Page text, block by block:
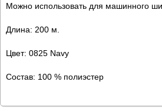
Можно использовать для машинного
Длина: 200 м.
Цвет: 0825 Navy
Состав: 100 % полиэстер